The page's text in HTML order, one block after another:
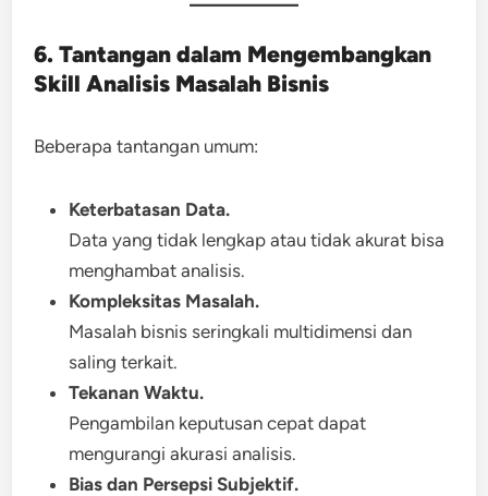
6. Tantangan dalam Mengembangkan
Skill Analisis Masalah Bisnis
Beberapa tantangan umum:
Keterbatasan Data.
Data yang tidak lengkap atau tidak akurat bisa
menghambat analisis.
Kompleksitas Masalah.
Masalah bisnis seringkali multidimensi dan
saling terkait.
Tekanan Waktu.
Pengambilan keputusan cepat dapat
mengurangi akurasi analisis.
Bias dan Persepsi Subjektif.